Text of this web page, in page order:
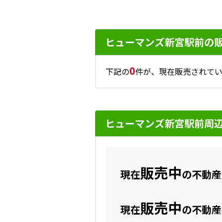
ヒューマンズ新宮駅前の
下記の0件が、現在販売されて
ヒューマンズ新宮駅前周
現在販売中の不動
現在販売中の不動